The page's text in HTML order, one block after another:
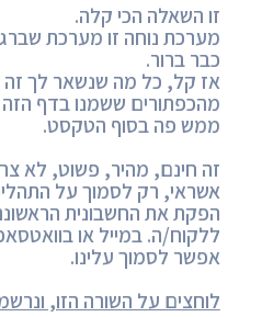
זו השאלה הכי קלה.
מערכת נוחה זו מערכת
כבר ברור.
אז קל, כל מה שנשאר לך
מהכפתורים ששמנו בדף
ממש פה בסוף הטקסט.
זה חינם, מהיר, פשוט, לא
אשראי, רק לסמוך על
הפקת את החשבונית
ללקוח/ה. במייל או
אפשר לסמוך עלינו.
לוחצים על השורה הזו,